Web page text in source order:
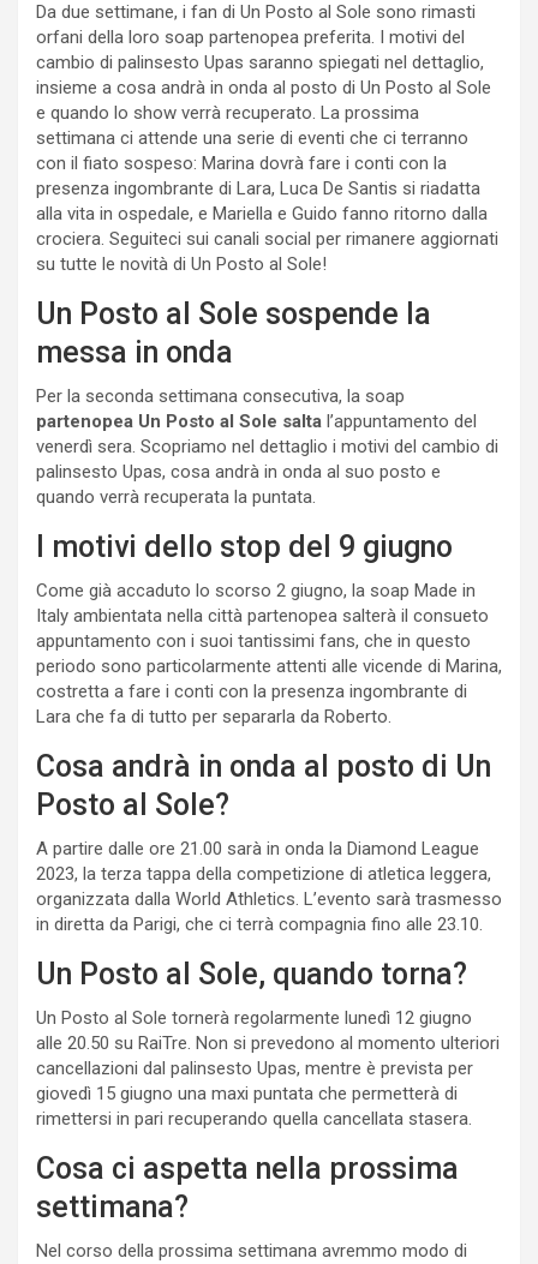
Da due settimane, i fan di Un Posto al Sole sono rimasti
orfani della loro soap partenopea preferita. I motivi del
cambio di palinsesto Upas saranno spiegati nel dettaglio,
insieme a cosa andrà in onda al posto di Un Posto al Sole
e quando lo show verrà recuperato. La prossima
settimana ci attende una serie di eventi che ci terranno
con il fiato sospeso: Marina dovrà fare i conti con la
presenza ingombrante di Lara, Luca De Santis si riadatta
alla vita in ospedale, e Mariella e Guido fanno ritorno dalla
crociera. Seguiteci sui canali social per rimanere aggiornati
su tutte le novità di Un Posto al Sole!
Un Posto al Sole sospende la
messa in onda
Per la seconda settimana consecutiva, la soap
partenopea Un Posto al Sole salta l’appuntamento del
venerdì sera. Scopriamo nel dettaglio i motivi del cambio di
palinsesto Upas, cosa andrà in onda al suo posto e
quando verrà recuperata la puntata.
I motivi dello stop del 9 giugno
Come già accaduto lo scorso 2 giugno, la soap Made in
Italy ambientata nella città partenopea salterà il consueto
appuntamento con i suoi tantissimi fans, che in questo
periodo sono particolarmente attenti alle vicende di Marina,
costretta a fare i conti con la presenza ingombrante di
Lara che fa di tutto per separarla da Roberto.
Cosa andrà in onda al posto di Un
Posto al Sole?
A partire dalle ore 21.00 sarà in onda la Diamond League
2023, la terza tappa della competizione di atletica leggera,
organizzata dalla World Athletics. L’evento sarà trasmesso
in diretta da Parigi, che ci terrà compagnia fino alle 23.10.
Un Posto al Sole, quando torna?
Un Posto al Sole tornerà regolarmente lunedì 12 giugno
alle 20.50 su RaiTre. Non si prevedono al momento ulteriori
cancellazioni dal palinsesto Upas, mentre è prevista per
giovedì 15 giugno una maxi puntata che permetterà di
rimettersi in pari recuperando quella cancellata stasera.
Cosa ci aspetta nella prossima
settimana?
Nel corso della prossima settimana avremmo modo di